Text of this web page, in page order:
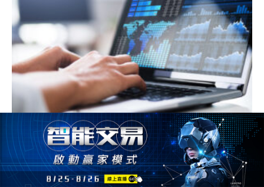
快速解讀選擇權未平倉，1秒看懂莊家在選擇權支撐壓力
表佈局，跟緊主力腳步吃香喝辣 !